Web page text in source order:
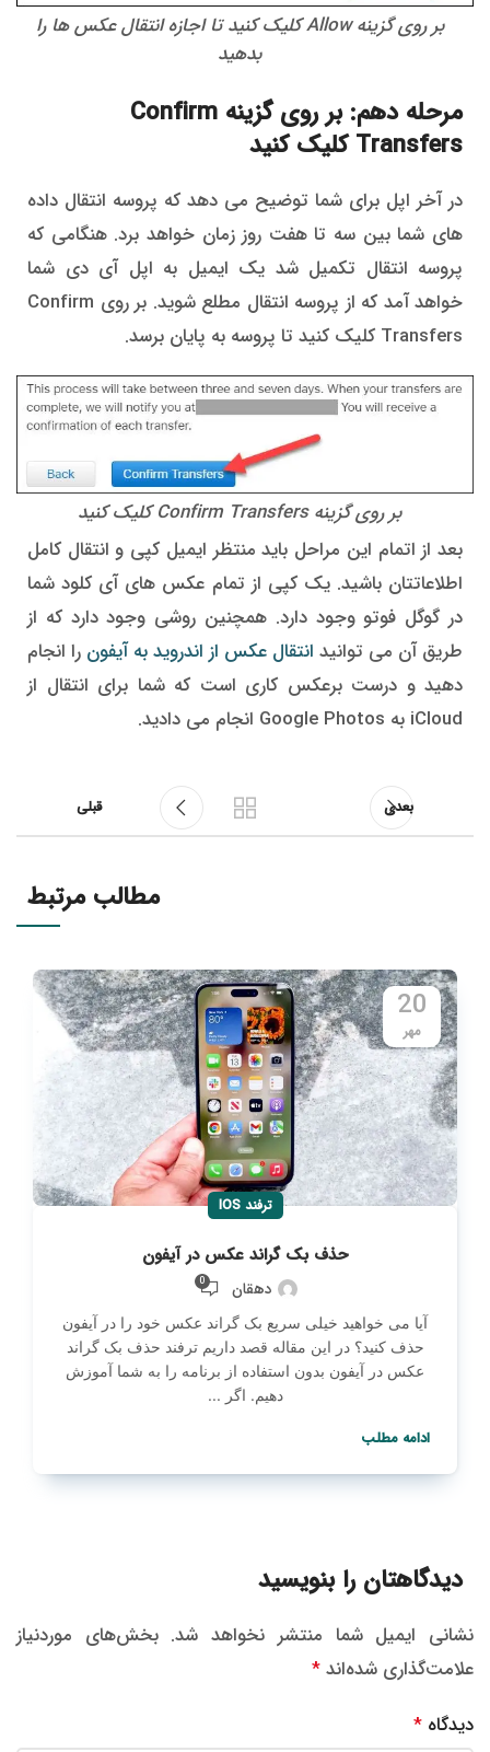
بر روی گزینه Allow کلیک کنید تا اجازه انتقال عکس ها را
بدهید
مرحله دهم: بر روی گزینه Confirm
Transfers کلیک کنید
در آخر اپل برای شما توضیح می دهد که پروسه انتقال داده
های شما بین سه تا هفت روز زمان خواهد برد. هنگامی که
پروسه انتقال تکمیل شد یک ایمیل به اپل آی دی شما
خواهد آمد که از پروسه انتقال مطلع شوید. بر روی Confirm
Transfers کلیک کنید تا پروسه به پایان برسد.
بر روی گزینه Confirm Transfers کلیک کنید
بعد از اتمام این مراحل باید منتظر ایمیل کپی و انتقال کامل
اطلاعاتتان باشید. یک کپی از تمام عکس های آی کلود شما
در گوگل فوتو وجود دارد. همچنین روشی وجود دارد که از
طریق آن می توانید انتقال عکس از اندروید به آیفون را انجام
دهید و درست برعکس کاری است که شما برای انتقال از
iCloud به Google Photos انجام می دادید.
بعدی قبلی
مطالب مرتبط
20
مهر
ترفند IOS
حذف بک گراند عکس در آیفون
دهقان 0
آیا می خواهید خیلی سریع بک گراند عکس خود را در آیفون
حذف کنید؟ در این مقاله قصد داریم ترفند حذف بک گراند
عکس در آیفون بدون استفاده از برنامه را به شما آموزش
دهیم. اگر ...
ادامه مطلب
دیدگاهتان را بنویسید
نشانی ایمیل شما منتشر نخواهد شد. بخش‌های موردنیاز
علامت‌گذاری شده‌اند *
دیدگاه *